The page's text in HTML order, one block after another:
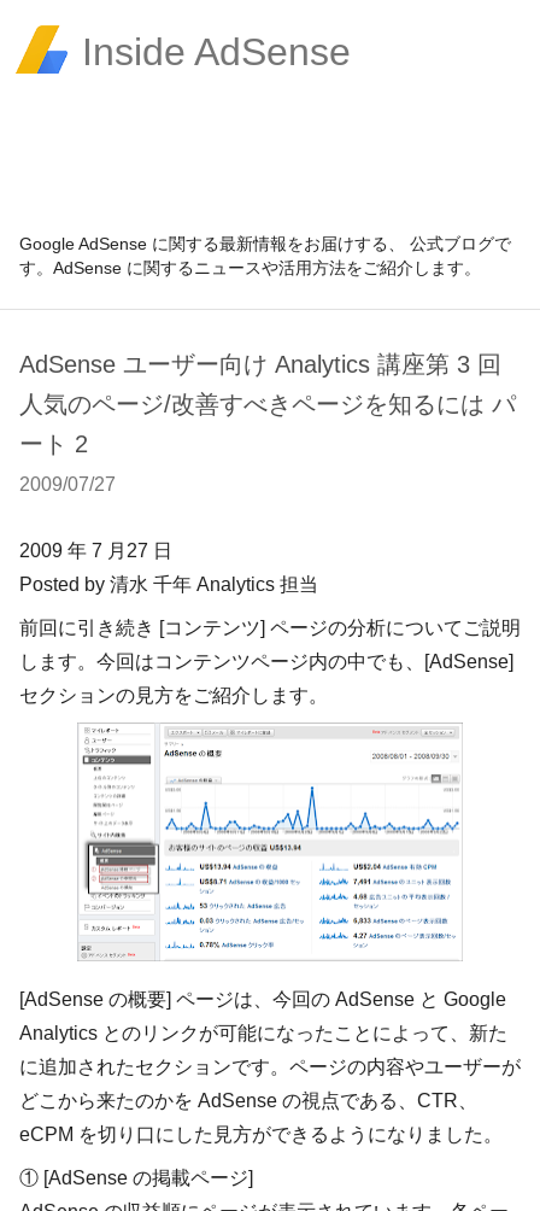
Inside AdSense
Google AdSense に関する最新情報をお届けする、 公式ブログで
す。AdSense に関するニュースや活用方法をご紹介します。
AdSense ユーザー向け Analytics 講座第 3 回
人気のページ/改善すべきページを知るには パ
ート 2
2009/07/27
2009 年 7 月27 日
Posted by 清水 千年 Analytics 担当
前回に引き続き [コンテンツ] ページの分析についてご説明
します。今回はコンテンツページ内の中でも、
[AdSense]
セクションの見方をご紹介します。
[AdSense の概要] ページは、今回の AdSense と Google
Analytics とのリンクが可能になったことによって、新た
に追加されたセクションです。ページの内容やユーザーが
どこから来たのかを AdSense の視点である、CTR、
eCPM を切り口にした見方ができるようになりました。
① [AdSense の掲載ページ]